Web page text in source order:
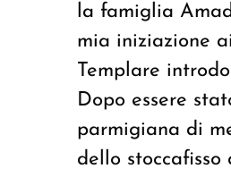
la famiglia
mia iniziazione
Templare
Dopo essere
parmigiana di
dello